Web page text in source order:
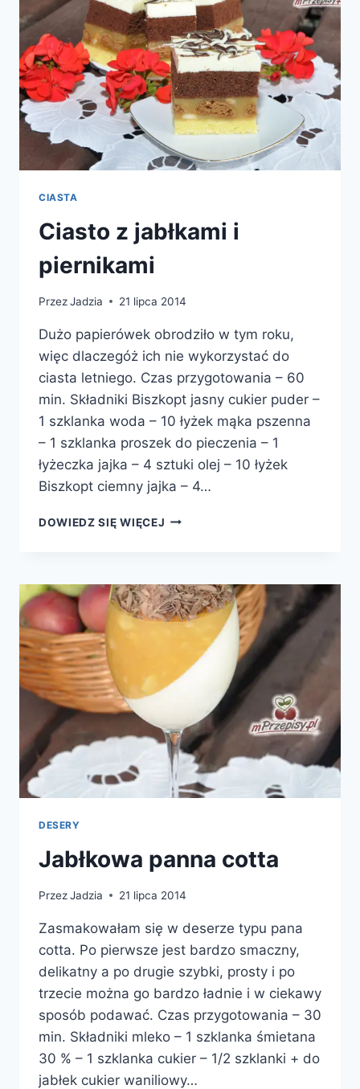
CIASTA
Ciasto z jabłkami i
piernikami
PrzezJadzia 21 lipca 2014
Dużo papierówek obrodziło w tym roku,
więc dlaczegóż ich nie wykorzystać do
ciasta letniego. Czas przygotowania – 60
min. Składniki Biszkopt jasny cukier puder –
1 szklanka woda – 10 łyżek mąka pszenna
– 1 szklanka proszek do pieczenia – 1
łyżeczka jajka – 4 sztuki olej – 10 łyżek
Biszkopt ciemny jajka – 4…
DOWIEDZ SIĘ WIĘCEJ CIASTO
PIERNIKAMI
DESERY
Jabłkowa panna cotta
PrzezJadzia 21 lipca 2014
Zasmakowałam się w deserze typu pana
cotta. Po pierwsze jest bardzo smaczny,
delikatny a po drugie szybki, prosty i po
trzecie można go bardzo ładnie i w ciekawy
sposób podawać. Czas przygotowania – 30
min. Składniki mleko – 1 szklanka śmietana
30 % – 1 szklanka cukier – 1/2 szklanki + do
jabłek cukier waniliowy…